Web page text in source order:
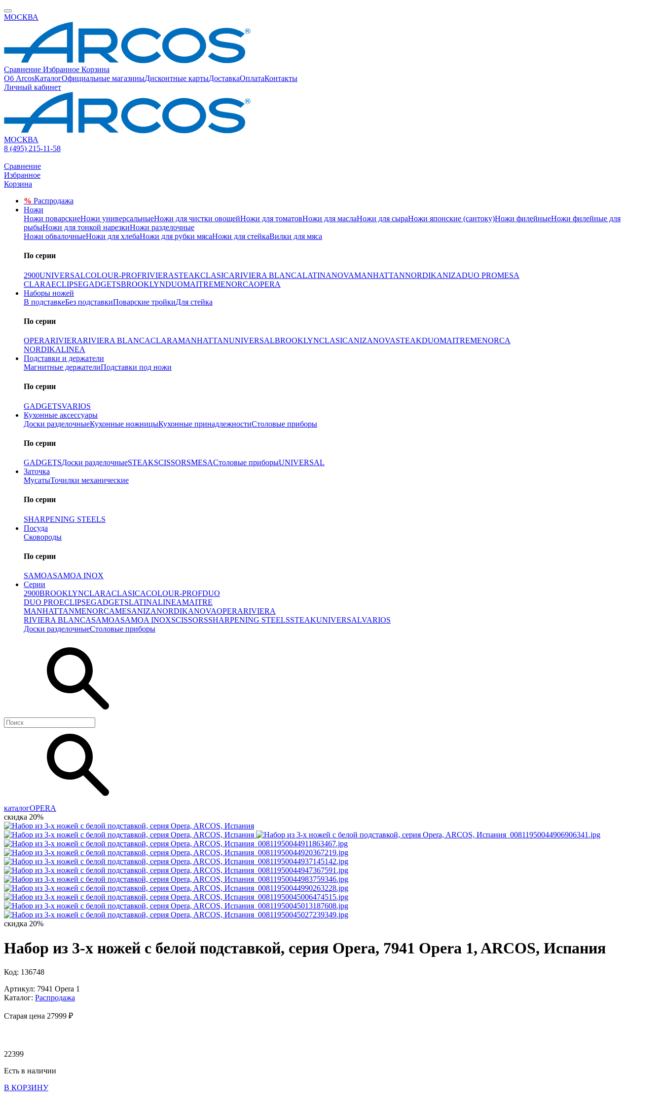
МОСКВА
Сравнение Избранное Корзина
Об ArcosКаталогОфициальные магазиныДисконтные картыДоставкаОплатаКонтакты
Личный кабинет
МОСКВА
8 (495) 215-11-58
Сравнение
Избранное
Корзина
% Распродажа
Ножи
Ножи поварскиеНожи универсальныеНожи для чистки овощейНожи для томатовНожи для маслаНожи для сыраНожи японские (сантоку)Ножи филейныеНожи филейные для
рыбыНожи для тонкой нарезкиНожи разделочные
Ножи обвалочныеНожи для хлебаНожи для рубки мясаНожи для стейкаВилки для мяса
По серии
2900UNIVERSALCOLOUR-PROFRIVIERASTEAKCLASICARIVIERA BLANCALATINANOVAMANHATTANNORDIKANIZADUO PROMESA
CLARAECLIPSEGADGETSBROOKLYNDUOMAITREMENORCAOPERA
Наборы ножей
В подставкеБез подставкиПоварские тройкиДля стейка
По серии
OPERARIVIERARIVIERA BLANCACLARAMANHATTANUNIVERSALBROOKLYNCLASICANIZANOVASTEAKDUOMAITREMENORCA
NORDIKALINEA
Подставки и держатели
Магнитные держателиПодставки под ножи
По серии
GADGETSVARIOS
Кухонные аксессуары
Доски разделочныеКухонные ножницыКухонные принадлежностиСтоловые приборы
По серии
GADGETSДоски разделочныеSTEAKSCISSORSMESAСтоловые приборыUNIVERSAL
Заточка
МусатыТочилки механические
По серии
SHARPENING STEELS
Посуда
Сковороды
По серии
SAMOASAMOA INOX
Серии
2900BROOKLYNCLARACLASICACOLOUR-PROFDUO
DUO PROECLIPSEGADGETSLATINALINEAMAITRE
MANHATTANMENORCAMESANIZANORDIKANOVAOPERARIVIERA
RIVIERA BLANCASAMOASAMOA INOXSCISSORSSHARPENING STEELSSTEAKUNIVERSALVARIOS
Доски разделочныеСтоловые приборы
каталогOPERA
скидка 20%
скидка 20%
Набор из 3-х ножей с белой подставкой, серия Opera, 7941 Opera 1, ARCOS, Испания
Код: 136748
Артикул: 7941 Opera 1
Каталог: Распродажа
Старая цена 27999 ₽
22399
Есть в наличии
В КОРЗИНУ